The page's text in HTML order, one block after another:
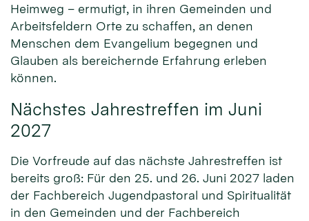
Heimweg – ermutigt, in ihren Gemeinden und
Arbeitsfeldern Orte zu schaffen, an denen
Menschen dem Evangelium begegnen und
Glauben als bereichernde Erfahrung erleben
können.
Nächstes Jahrestreffen im Juni
2027
Die Vorfreude auf das nächste Jahrestreffen ist
bereits groß: Für den 25. und 26. Juni 2027 laden
der Fachbereich Jugendpastoral und Spiritualität
in den Gemeinden und der Fachbereich